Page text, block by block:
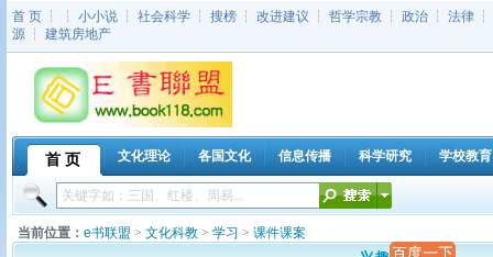
首 页 ┆ ┆ 小小说 ┆ 社会科学 ┆ 搜榜 ┆ 改进建议 ┆ 哲学宗教 ┆ 政治 ┆ 法律 ┆
源 ┆ 建筑房地产
首 页 文化理论 各国文化 信息传播 科学研究 学校教育
当前位置： e书联盟 > 文化科教 > 学习 > 课件课案